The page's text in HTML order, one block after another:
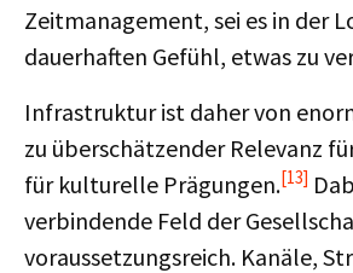
Zeitmanagement, sei es in der
dauerhaften Gefühl, etwas zu
Infrastruktur ist daher von
zu überschätzender Relevanz
für kulturelle Prägungen.[13]
verbindende Feld der
voraussetzungsreich. Kanäle,